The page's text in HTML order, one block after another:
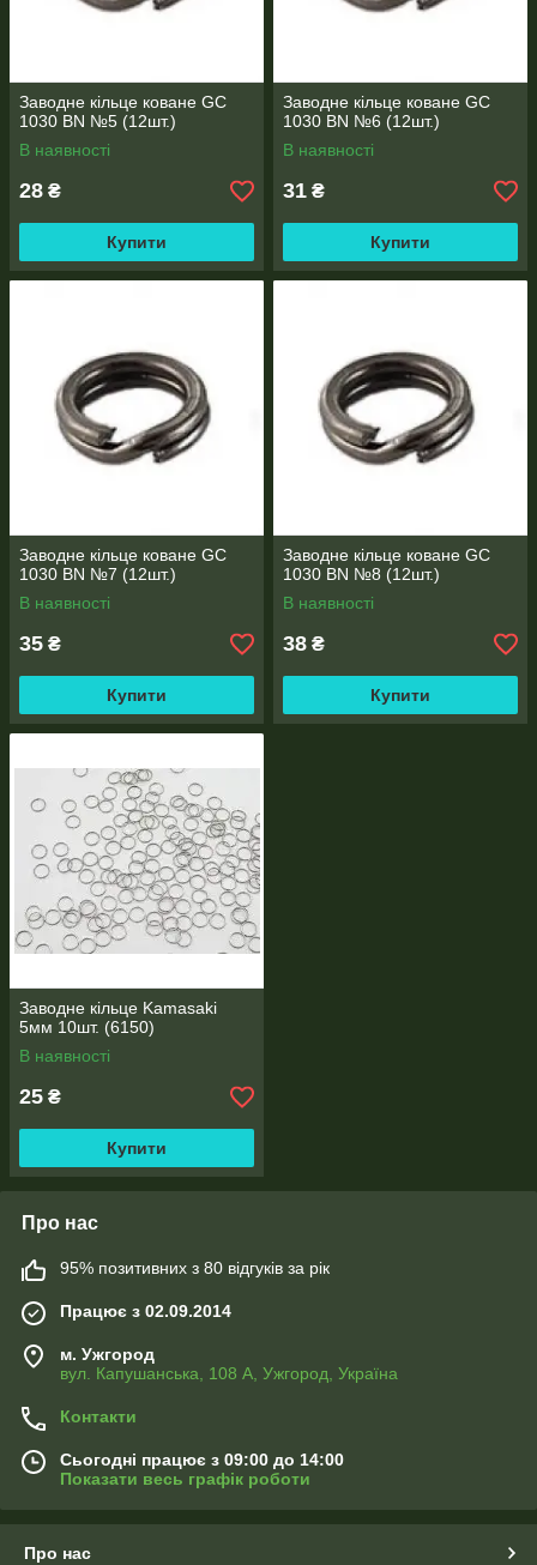
Заводне кільце коване GC
1030 BN №5 (12шт.)
В наявності
28 ₴
Купити
Заводне кільце коване GC
1030 BN №6 (12шт.)
В наявності
31 ₴
Купити
Заводне кільце коване GC
1030 BN №7 (12шт.)
В наявності
35 ₴
Купити
Заводне кільце коване GC
1030 BN №8 (12шт.)
В наявності
38 ₴
Купити
Заводне кільце Kamasaki
5мм 10шт. (6150)
В наявності
25 ₴
Купити
Про нас
95% позитивних з 80 відгуків за рік
Працює з 02.09.2014
м. Ужгород
вул. Капушанська, 108 А, Ужгород, Україна
Контакти
Сьогодні працює з 09:00 до 14:00
Показати весь графік роботи
Про нас